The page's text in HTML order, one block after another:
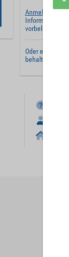
Anmelden
Informationen
vorbelegen.
Oder erstellen
behalten Sie